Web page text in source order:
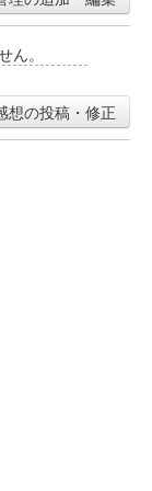
。
想の投稿・修正